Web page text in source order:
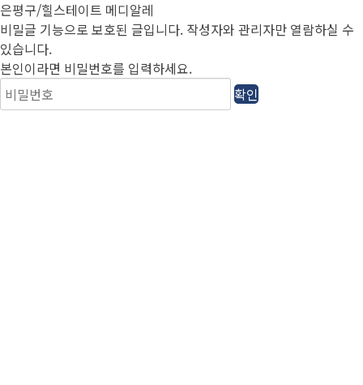
은평구/힐스테이트 메디알레
비밀글 기능으로 보호된 글입니다. 작성자와 관리자만 열람하실 수
있습니다.
본인이라면 비밀번호를 입력하세요.